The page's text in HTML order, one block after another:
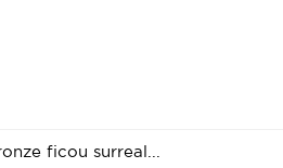
ficou surreal...